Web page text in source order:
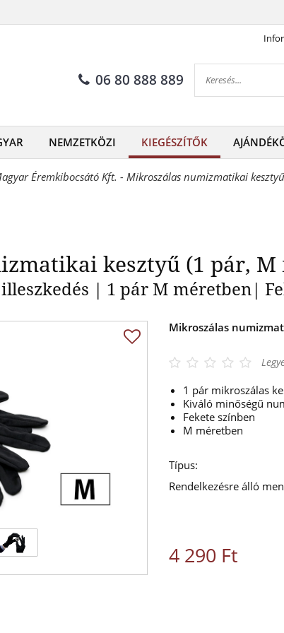
06 80 888 889
NEMZETKÖZI KIEGÉSZÍTŐK
Éremkibocsátó Kft. - Mikroszálas numizmatikai
kesztyű (1 pár, M
| 1 pár M méretben|
Mikroszálas
1 pár mikroszálas
Kiváló minőségű
Fekete színben
M méretben
Típus:
Rendelkezésre álló
4 290 Ft
numizmatikai